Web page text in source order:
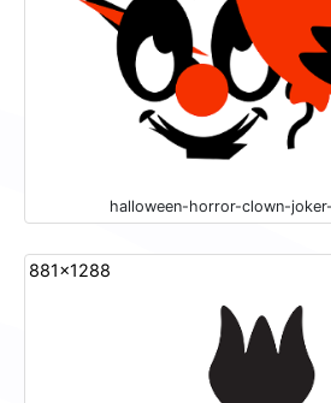
halloween-horror-clown-
881x1288